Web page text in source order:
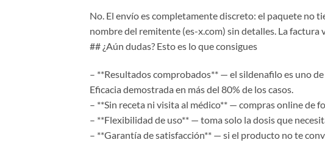
No. El envío es completamente discreto: el paquete no
nombre del remitente (es-x.com) sin detalles. La factura
## ¿Aún dudas? Esto es lo que consigues
– **Resultados comprobados** — el sildenafilo es uno
Eficacia demostrada en más del 80% de los casos.
– **Sin receta ni visita al médico** — compras online de
– **Flexibilidad de uso** — toma solo la dosis que
– **Garantía de satisfacción** — si el producto no te